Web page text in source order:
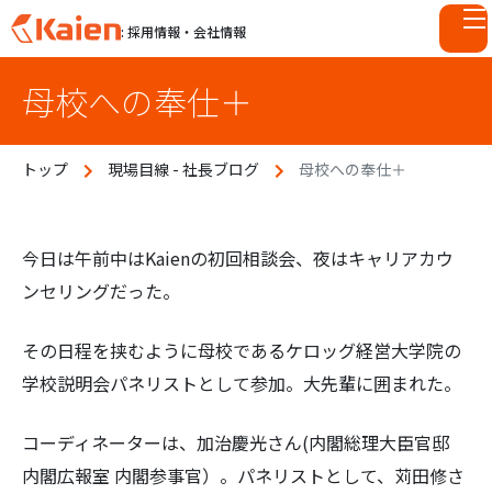
p
: 採用情報・会社情報
母校への奉仕＋
トップ 現場目線 - 社長ブログ 母校への奉仕＋
今日は午前中はKaienの初回相談会、夜はキャリアカウ
ンセリングだった。
その日程を挟むように母校であるケロッグ経営大学院の
学校説明会パネリストとして参加。大先輩に囲まれた。
コーディネーターは、加治慶光さん(内閣総理大臣官邸
内閣広報室 内閣参事官）。パネリストとして、苅田修さ